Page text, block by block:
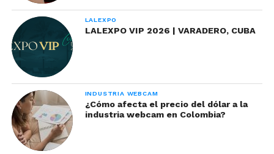
¡Importante! Busca
plataformas que se adapten a
tus características
LALEXPO
LALEXPO VIP 2026 | VARADERO, CUBA
INDUSTRIA WEBCAM
¿Cómo afecta el precio del dólar a la
industria webcam en Colombia?